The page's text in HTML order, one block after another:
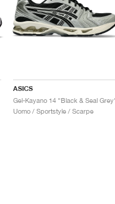
ASICS
Gel-Kayano 14 "Black & Seal
Uomo / Sportstyle / Scarpe